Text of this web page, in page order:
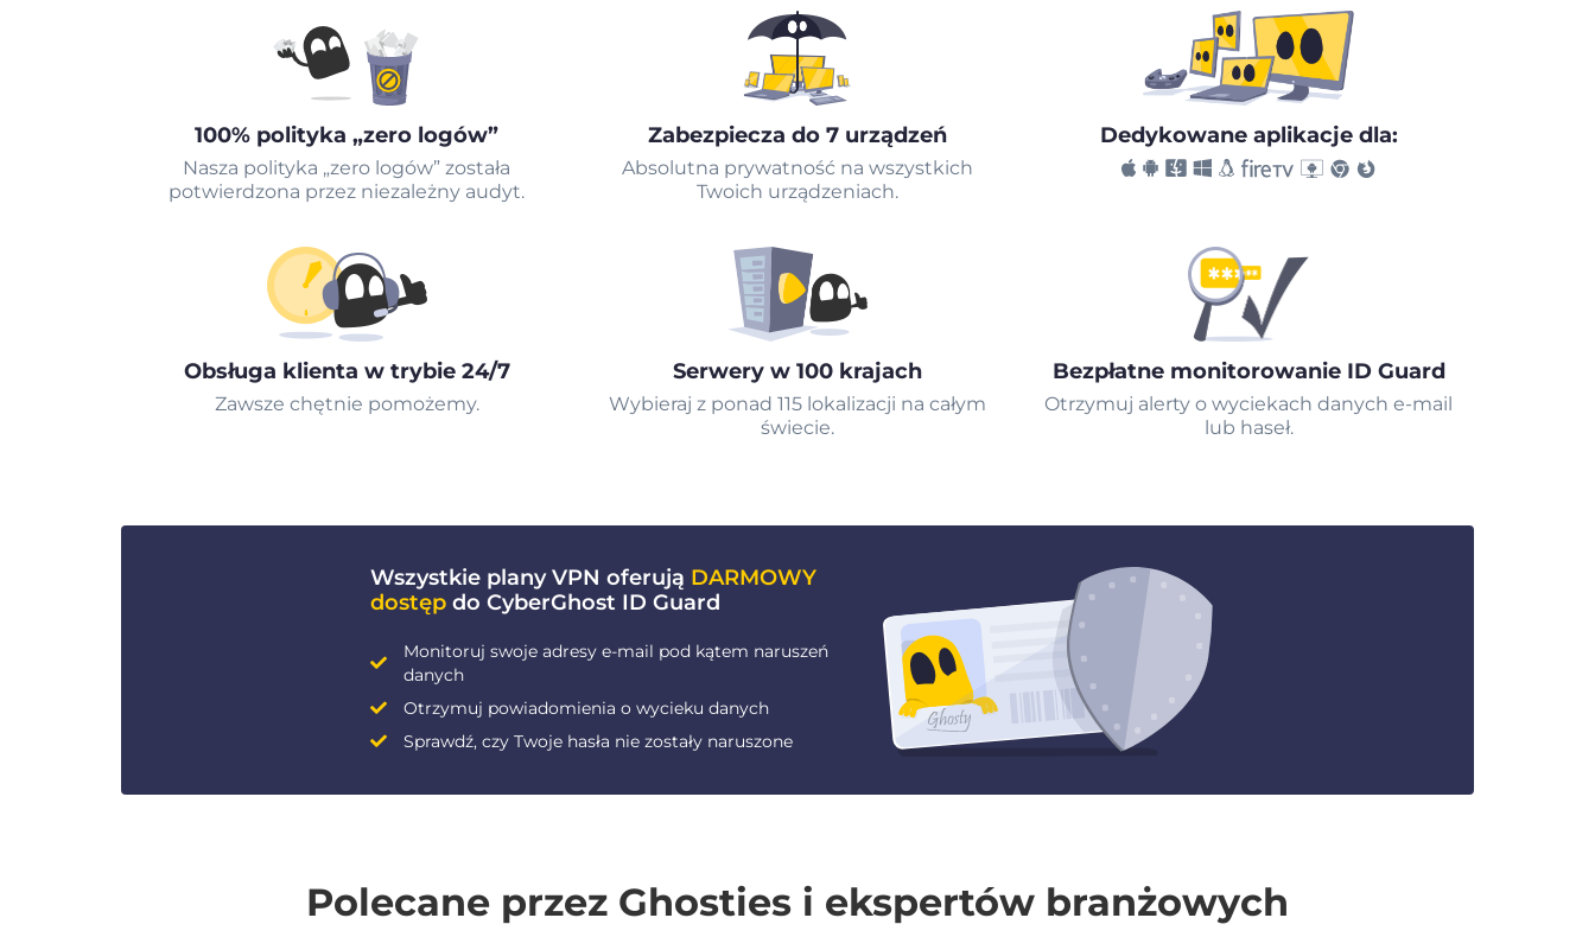
100% polityka „zero logów”
Nasza polityka „zero logów” została
potwierdzona przez niezależny audyt.
Zabezpiecza do 7 urządzeń
Absolutna prywatność na wszystkich
Twoich urządzeniach.
Dedykowane aplikacje dla:
Obsługa klienta w trybie 24/7
Zawsze chętnie pomożemy.
Serwery w 100 krajach
Wybieraj z ponad 115 lokalizacji na całym
świecie.
Bezpłatne monitorowanie ID Guard
Otrzymuj alerty o wyciekach danych e-mail
lub haseł.
Wszystkie plany VPN oferują DARMOWY
dostęp do CyberGhost ID Guard
Monitoruj swoje adresy e-mail pod kątem naruszeń
danych
Otrzymuj powiadomienia o wycieku danych
Sprawdź, czy Twoje hasła nie zostały naruszone
Polecane przez Ghosties i ekspertów branżowych